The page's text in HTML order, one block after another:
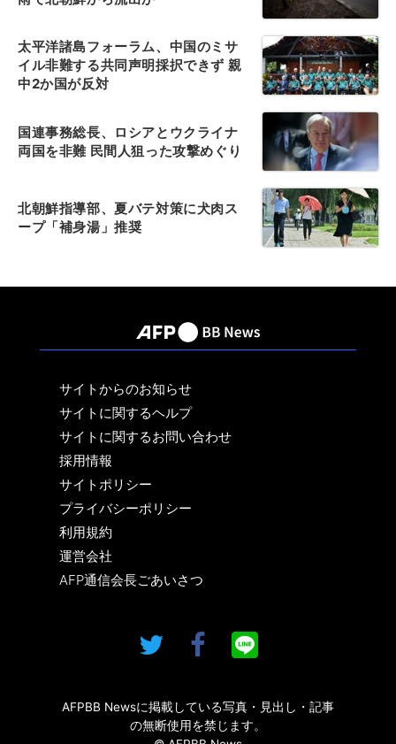
太平洋諸島フォーラム、中国のミサ
イル非難する共同声明採択できず 親
中2か国が反対
国連事務総長、ロシアとウクライナ
両国を非難 民間人狙った攻撃めぐり
北朝鮮指導部、夏バテ対策に犬肉ス
ープ「補身湯」推奨
サイトからのお知らせ
サイトに関するヘルプ
サイトに関するお問い合わせ
採用情報
サイトポリシー
プライバシーポリシー
利用規約
運営会社
AFP通信会長ごあいさつ
AFPBB Newsに掲載している写真・見出し・記事
の無断使用を禁じます。